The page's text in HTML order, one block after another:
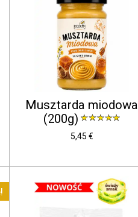
Musztarda miodowa
(200g)
5,45 €